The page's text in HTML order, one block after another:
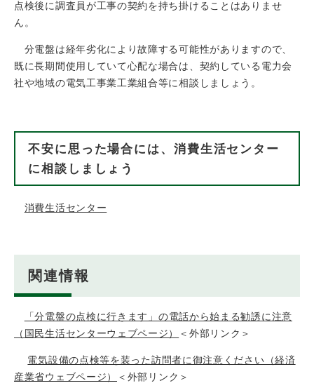
点検後に調査員が工事の契約を持ち掛けることはありませ
ん。
分電盤は経年劣化により故障する可能性がありますので、
既に長期間使用していて心配な場合は、契約している電力会
社や地域の電気工事業工業組合等に相談しましょう。
不安に思った場合には、消費生活センター
に相談しましょう
消費生活センター
関連情報
「分電盤の点検に行きます」の電話から始まる勧誘に注意
（国民生活センターウェブページ）
＜外部リンク＞
電気設備の点検等を装った訪問者に御注意ください（経済
産業省ウェブページ）
＜外部リンク＞